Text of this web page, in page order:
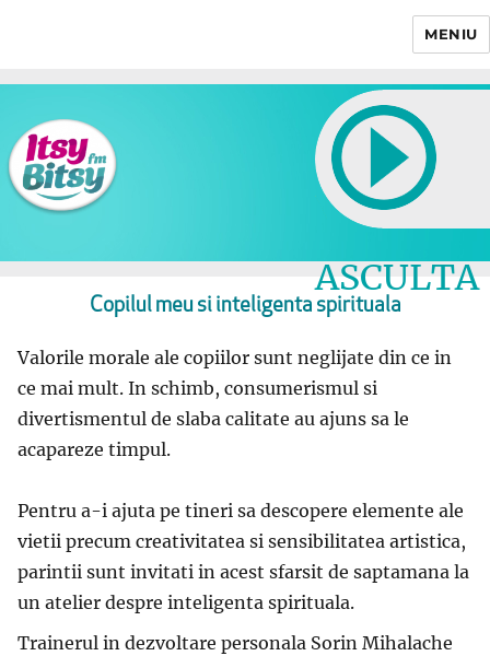
MENIU
ASCULTA
LIVE
Copilul meu si inteligenta spirituala
Valorile morale ale copiilor sunt neglijate din ce in
ce mai mult. In schimb, consumerismul si
divertismentul de slaba calitate au ajuns sa le
acapareze timpul.
Pentru a-i ajuta pe tineri sa descopere elemente ale
vietii precum creativitatea si sensibilitatea artistica,
parintii sunt invitati in acest sfarsit de saptamana la
un atelier despre inteligenta spirituala.
Trainerul in dezvoltare personala Sorin Mihalache